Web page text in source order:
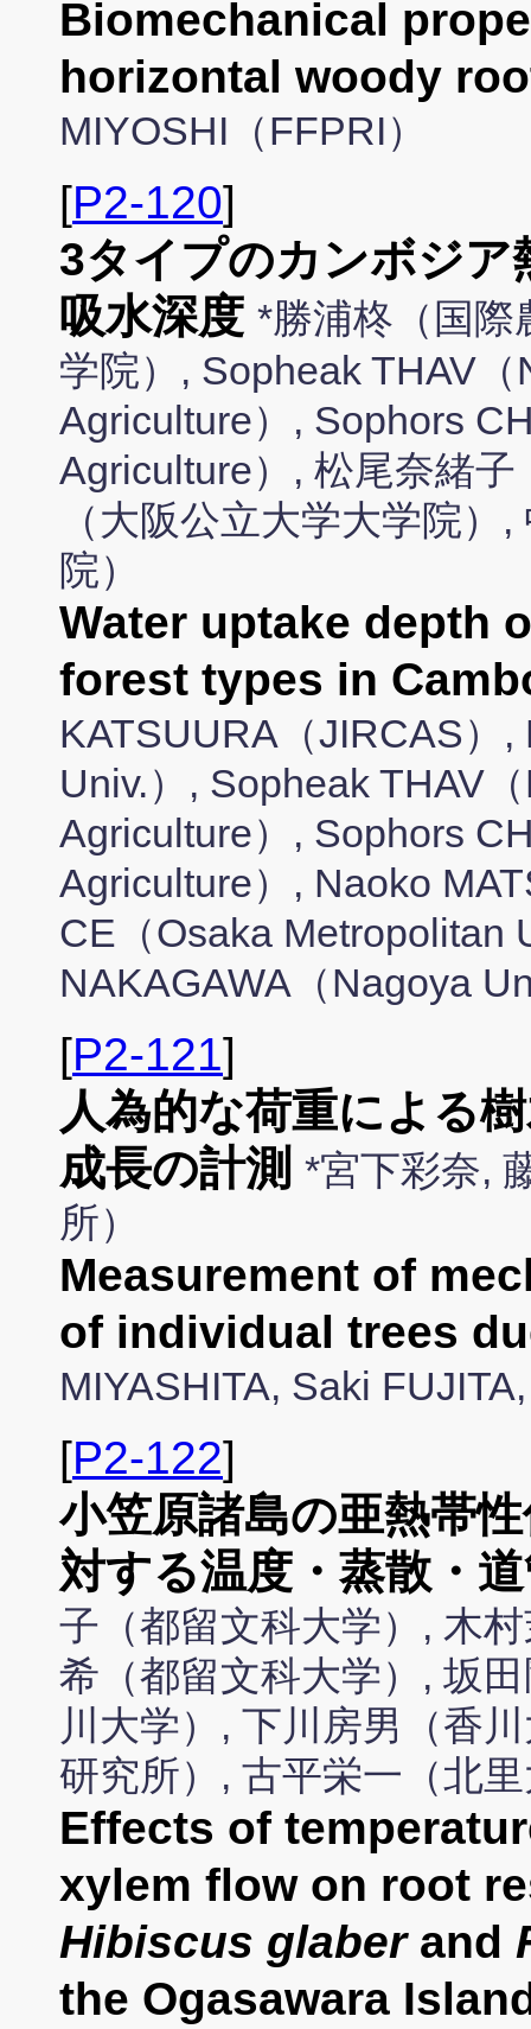
Biomechanical
horizontal woody
MIYOSHI（FFPRI）
[P2-120]
3タイプのカンボジア
吸水深度 *勝浦柊（国際
学院）, Sopheak THAV
Agriculture）, Sophors
Agriculture）, 松尾奈緒
（大阪公立大学大学院
院）
Water uptake depth
forest types in
KATSUURA（JIRCAS）
Univ.）, Sopheak THAV
Agriculture）, Sophors
Agriculture）, Naoko
CE（Osaka Metropolitan
NAKAGAWA（Nagoya
[P2-121]
人為的な荷重による
成長の計測 *宮下彩奈,
所）
Measurement of
of individual trees
MIYASHITA, Saki
[P2-122]
小笠原諸島の亜熱帯
対する温度・蒸散・
子（都留文科大学）, 木
希（都留文科大学）, 坂
川大学）, 下川房男（香
研究所）, 古平栄一（北
Effects of
xylem flow on root
Hibiscus glaberand
the Ogasawara